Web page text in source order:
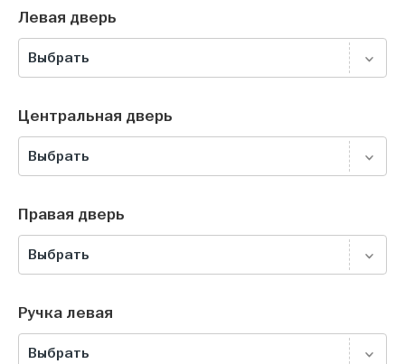
Левая дверь
Выбрать
Центральная дверь
Выбрать
Правая дверь
Выбрать
Ручка левая
Выбрать